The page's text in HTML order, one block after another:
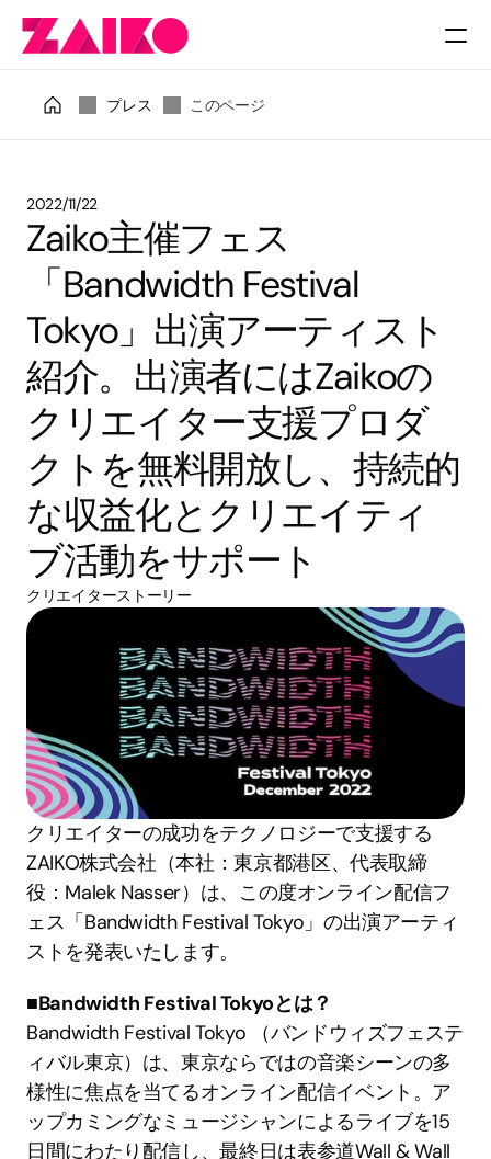
プレス このページ
2022/11/22
Zaiko主催フェス
「Bandwidth Festival
Tokyo」出演アーティスト
紹介。出演者にはZaikoの
クリエイター支援プロダ
クトを無料開放し、持続的
な収益化とクリエイティ
ブ活動をサポート
クリエイターストーリー
クリエイターの成功をテクノロジーで支援する
ZAIKO株式会社（本社：東京都港区、代表取締
役：Malek Nasser）は、この度オンライン配信フ
ェス「Bandwidth Festival Tokyo」の出演アーティ
ストを発表いたします。
■Bandwidth Festival Tokyoとは？
Bandwidth Festival Tokyo （バンドウィズフェステ
ィバル東京）は、東京ならではの音楽シーンの多
様性に焦点を当てるオンライン配信イベント。ア
ップカミングなミュージシャンによるライブを15
日間にわたり配信し、最終日は表参道Wall & Wall